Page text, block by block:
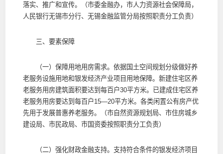
落实、推广和宣传。（市委金融办，市人力资源社会保障局，
人民银行无锡市分行、无锡金融监管分局按照职责分工负责）
三、要素保障
（一）保障用地用房需求。依据国土空间规划分级做好养
老服务设施用地和银发经济产业项目用地保障。新建住宅区养
老服务用房建筑面积要达到每百户30平方米。已建成住宅区养
老服务用房要达到每百户15—20平方米。各类闲置公有房产优
先用于发展普惠养老服务。（市自然资源规划局、市住房城乡
建设局、市民政局、市国资委按照职责分工负责）
（二）强化财政金融支持。支持符合条件的银发经济项目